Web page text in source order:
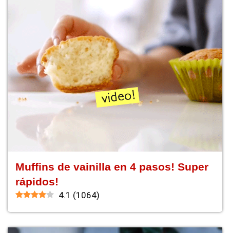
Muffins de vainilla en 4 pasos! Super
rápidos!
4.1 (1064)